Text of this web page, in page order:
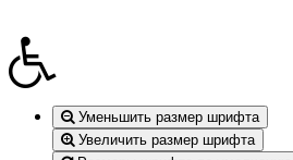
Уменьшить размер шрифта
Увеличить размер шрифта